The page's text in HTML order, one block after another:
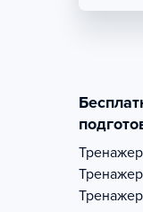
Тренажер
Тренажер
Тренажер